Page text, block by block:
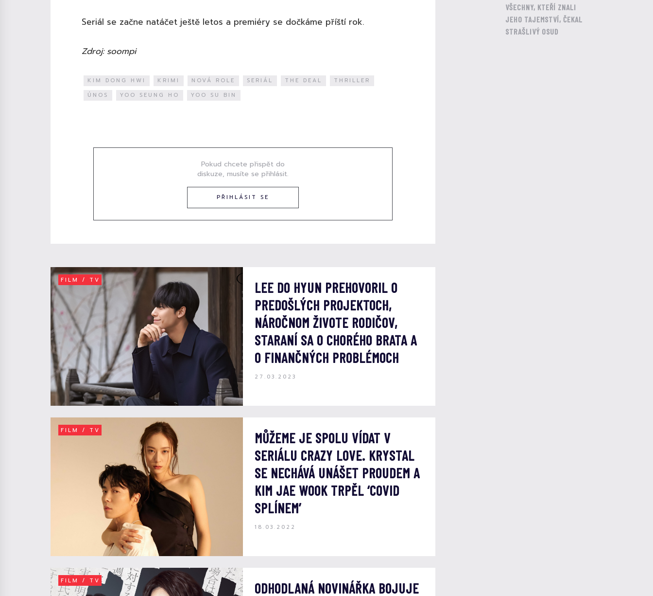
Seriál se začne natáčet ještě letos a premiéry se dočkáme příští rok.
Zdroj: soompi
KIM DONG HWI KRIMI NOVÁ ROLE SERIÁL THE DEAL
THRILLER
ÚNOS
YOO SEUNG HO YOO SU BIN
Pokud chcete přispět do
diskuze, musíte se přihlásit.
PŘIHLÁSIT SE
FILM / TV
LEE DO HYUN PREHOVORIL O
PREDOŠLÝCH PROJEKTOCH,
NÁROČNOM ŽIVOTE RODIČOV,
STARANÍ SA O CHORÉHO BRATA A
O FINANČNÝCH PROBLÉMOCH
27.03.2023
FILM / TV
MŮŽEME JE SPOLU VÍDAT V
SERIÁLU CRAZY LOVE. KRYSTAL
SE NECHÁVÁ UNÁŠET PROUDEM A
KIM JAE WOOK TRPĚL ‘COVID
SPLÍNEM’
18.03.2022
FILM / TV ODHODLANÁ NOVINÁŘKA BOJUJE
VŠECHNY, KTEŘÍ ZNALI
JEHO TAJEMSTVÍ, ČEKAL
STRAŠLIVÝ OSUD